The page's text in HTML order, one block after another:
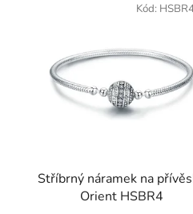
Stříbrný náramek na
Orient HSBR4
Kód: